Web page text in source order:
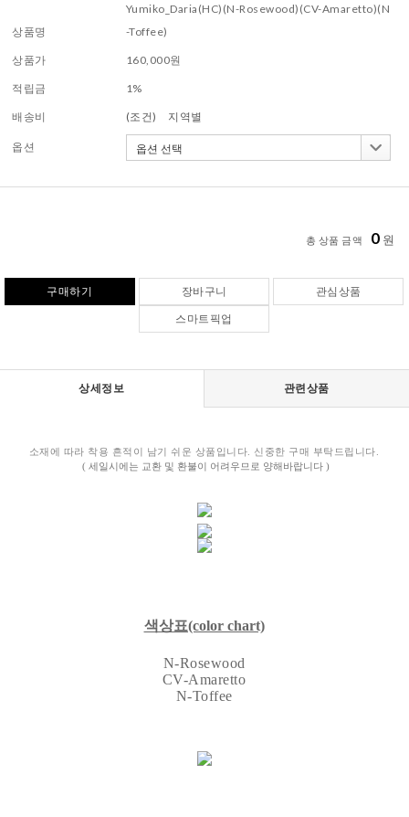
상품명
Yumiko_Daria(HC)(N-Rosewood)(CV-Amaretto)(N
-Toffee)
상품가 160,000원
적립금 1%
배송비 (조건) 지역별
옵션
총 상품 금액 0 원
구매하기 장바구니
관심상품
스마트픽업
상세정보 관련상품
소재에 따라 착용 흔적이 남기 쉬운 상품입니다. 신중한 구매 부탁드립니다.
( 세일시에는 교환 및 환불이 어려우므로 양해바랍니다 )
색상표(color chart)
N-Rosewood
CV-Amaretto
N-Toffee